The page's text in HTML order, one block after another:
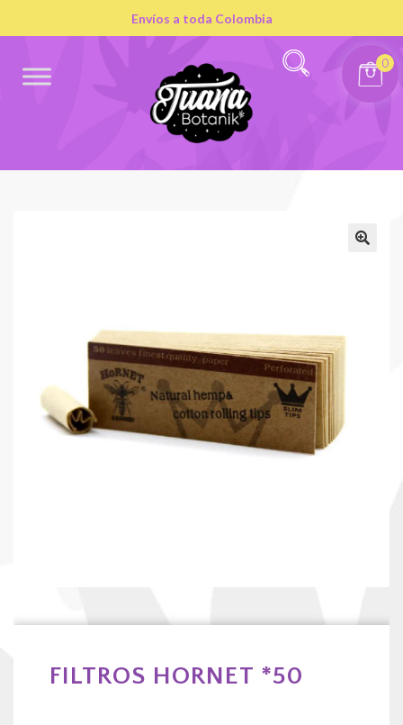
Envíos a toda Colombia
0
FILTROS HORNET *50